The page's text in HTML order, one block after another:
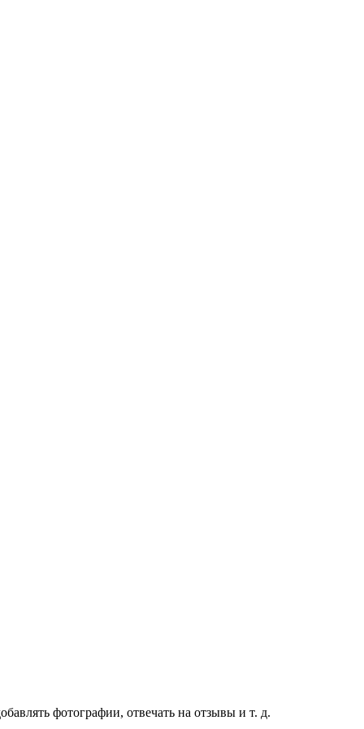
фотографии, отвечать на отзывы и т. д.